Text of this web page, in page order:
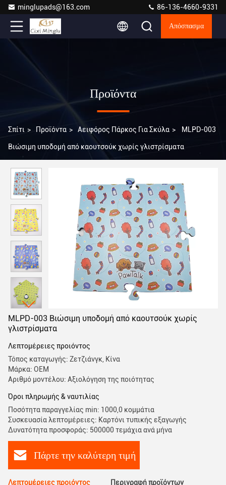
minglupads@163.com 86-136-4660-9331
Απόσπασμα
Προϊόντα
Σπίτι > Προϊόντα > Αειφόρος Πάρκος Για Σκύλα > MLPD-003
Βιώσιμη υποδομή από καουτσούκ χωρίς γλιστρίσματα
MLPD-003 Βιώσιμη υποδομή από καουτσούκ χωρίς
γλιστρίσματα
Λεπτομέρειες προιόντος
Τόπος καταγωγής: Ζετζιάνγκ, Κίνα
Μάρκα: OEM
Αριθμό μοντέλου: Αξιολόγηση της ποιότητας
Όροι πληρωμής & ναυτιλίας
Ποσότητα παραγγελίας min: 1000,0 κομμάτια
Συσκευασία λεπτομέρειες: Καρτόνι τυπικής εξαγωγής
Δυνατότητα προσφοράς: 500000 τεμάχια ανά μήνα
Πάρτε την καλύτερη τιμή
Λεπτομέρειες προιόντος Περιγραφή προϊόντων